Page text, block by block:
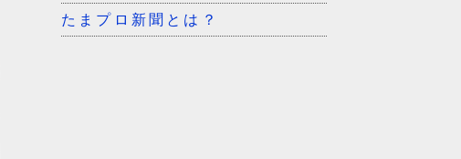
たまプロ新聞とは？